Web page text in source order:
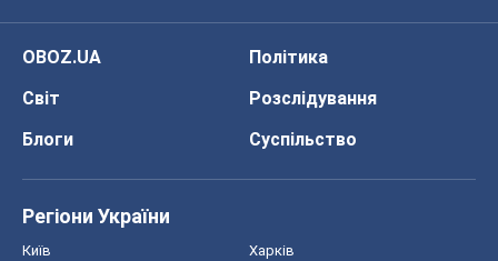
OBOZ.UA
Політика
Світ
Розслідування
Блоги
Суспільство
Регіони України
Київ Харків